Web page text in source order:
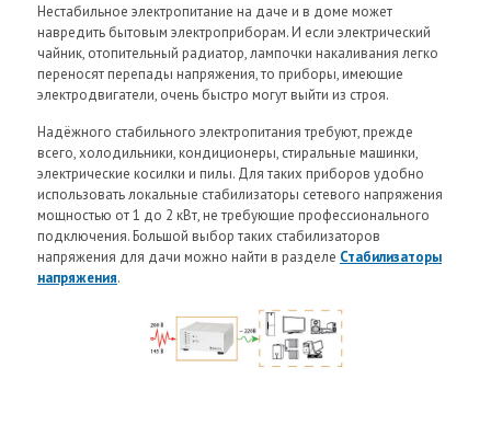
Нестабильное электропитание на даче и в доме может
навредить бытовым электроприборам. И если электрический
чайник, отопительный радиатор, лампочки накаливания легко
переносят перепады напряжения, то приборы, имеющие
электродвигатели, очень быстро могут выйти из строя.
Надёжного стабильного электропитания требуют, прежде
всего, холодильники, кондиционеры, стиральные машинки,
электрические косилки и пилы. Для таких приборов удобно
использовать локальные стабилизаторы сетевого напряжения
мощностью от 1 до 2 кВт, не требующие профессионального
подключения. Большой выбор таких стабилизаторов
напряжения для дачи можно найти в разделе Стабилизаторы
напряжения.